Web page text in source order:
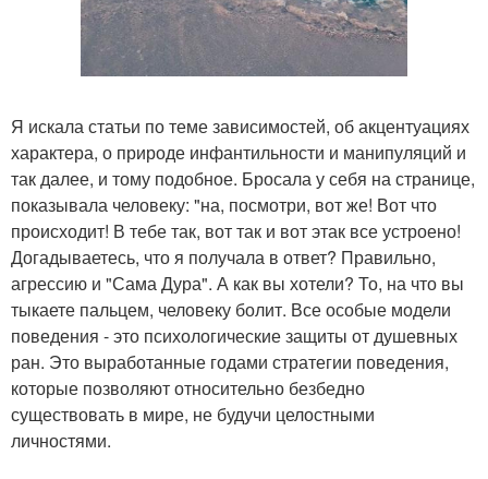
Я искала статьи по теме зависимостей, об акцентуациях
характера, о природе инфантильности и манипуляций и
так далее, и тому подобное. Бросала у себя на странице,
показывала человеку: "на, посмотри, вот же! Вот что
происходит! В тебе так, вот так и вот этак все устроено!
Догадываетесь, что я получала в ответ? Правильно,
агрессию и "Сама Дура". А как вы хотели? То, на что вы
тыкаете пальцем, человеку болит. Все особые модели
поведения - это психологические защиты от душевных
ран. Это выработанные годами стратегии поведения,
которые позволяют относительно безбедно
существовать в мире, не будучи целостными
личностями.